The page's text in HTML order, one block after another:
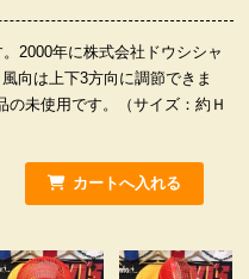
貨
2000年に株式会社ドウシシャ
向は上下3方向に調節できま
未使用です。（サイズ：約Ｈ